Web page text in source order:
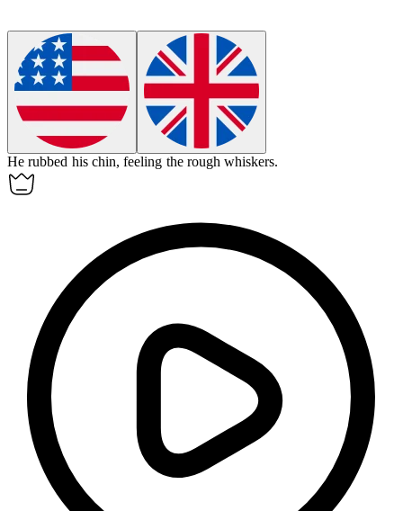
He rubbed his chin, feeling the roughwhiskers.